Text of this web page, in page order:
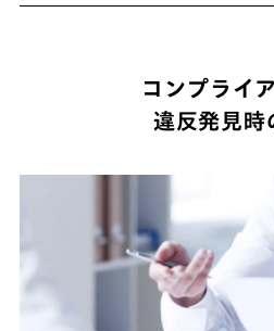
コンプライ
違反発見時